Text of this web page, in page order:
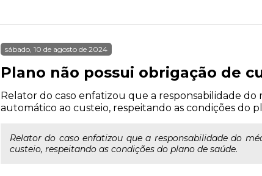
sábado, 10 de agosto de 2024
Plano não possui obrigação de
Relator do caso enfatizou que a responsabilidade
automático ao custeio, respeitando as condições do
Relator do caso enfatizou que a responsabilidade do
custeio, respeitando as condições do plano de saúde.